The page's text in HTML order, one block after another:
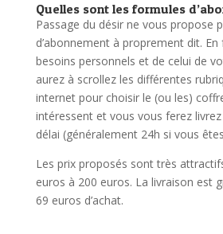
Quelles sont les formules
Passage du désir ne vous propose
d’abonnement à proprement dit.
besoins personnels et de celui de
aurez à scrollez les différentes
internet pour choisir le (ou les)
intéressent et vous vous ferez
délai (généralement 24h si vous
Les prix proposés sont très
euros à 200 euros. La livraison est
69 euros d’achat.